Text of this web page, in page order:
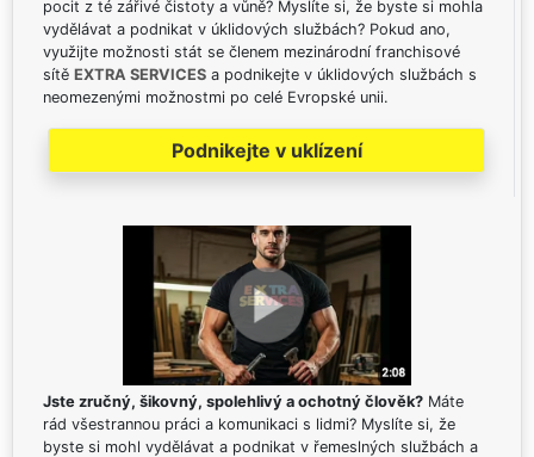
pocit z té zářivé čistoty a vůně? Myslíte si, že byste si mohla
vydělávat a podnikat v úklidových službách? Pokud ano,
využijte možnosti stát se členem mezinárodní franchisové
sítě EXTRA SERVICES a podnikejte v úklidových službách s
neomezenými možnostmi po celé Evropské unii.
Podnikejte v uklízení
Jste zručný, šikovný, spolehlivý a ochotný člověk? Máte
rád všestrannou práci a komunikaci s lidmi? Myslíte si, že
byste si mohl vydělávat a podnikat v řemeslných službách a